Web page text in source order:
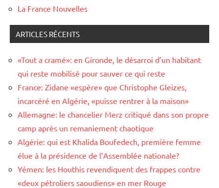
La France Nouvelles
ARTICLES RÉCENTS
«Tout a cramé»: en Gironde, le désarroi d’un habitant
qui reste mobilisé pour sauver ce qui reste
France: Zidane «espère» que Christophe Gleizes,
incarcéré en Algérie, «puisse rentrer à la maison»
Allemagne: le chancelier Merz critiqué dans son propre
camp après un remaniement chaotique
Algérie: qui est Khalida Boufedech, première femme
élue à la présidence de l’Assemblée nationale?
Yémen: les Houthis revendiquent des frappes contre
«deux pétroliers saoudiens» en mer Rouge